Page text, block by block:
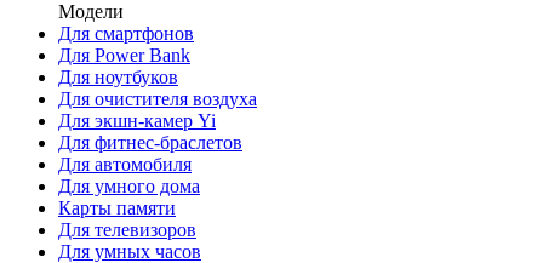
Модели
Для смартфонов
Для Power Bank
Для ноутбуков
Для очистителя воздуха
Для экшн-камер Yi
Для фитнес-браслетов
Для автомобиля
Для умного дома
Карты памяти
Для телевизоров
Для умных часов